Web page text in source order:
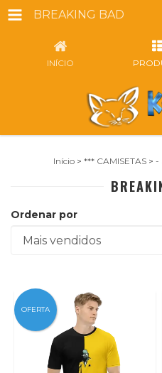
BREAKING BAD
INÍCIO
Início > *** CAMISETAS > -
Ordenar por
OFERTA